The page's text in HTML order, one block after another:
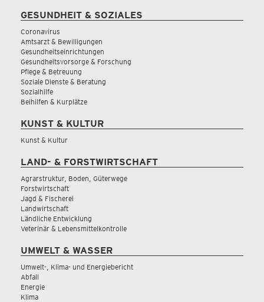
GESUNDHEIT & SOZIALES
Coronavirus
Amtsarzt & Bewilligungen
Gesundheitseinrichtungen
Gesundheitsvorsorge & Forschung
Pflege & Betreuung
Soziale Dienste & Beratung
Sozialhilfe
Beihilfen & Kurplätze
KUNST & KULTUR
Kunst & Kultur
LAND- & FORSTWIRTSCHAFT
Agrarstruktur, Boden, Güterwege
Forstwirtschaft
Jagd & Fischerei
Landwirtschaft
Ländliche Entwicklung
Veterinär & Lebensmittelkontrolle
UMWELT & WASSER
Umwelt-, Klima- und Energiebericht
Abfall
Energie
Klima